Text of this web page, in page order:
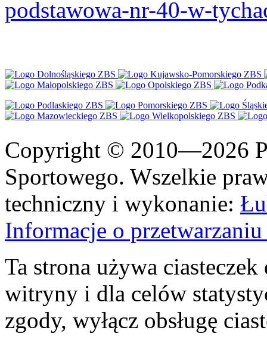
podstawowa-nr-40-w-
Copyright © 2010—2026
Sportowego. Wszelkie
techniczny i wykonanie:
Informacje o
Ta strona używa
witryny i dla celów
zgody, wyłącz obsługę